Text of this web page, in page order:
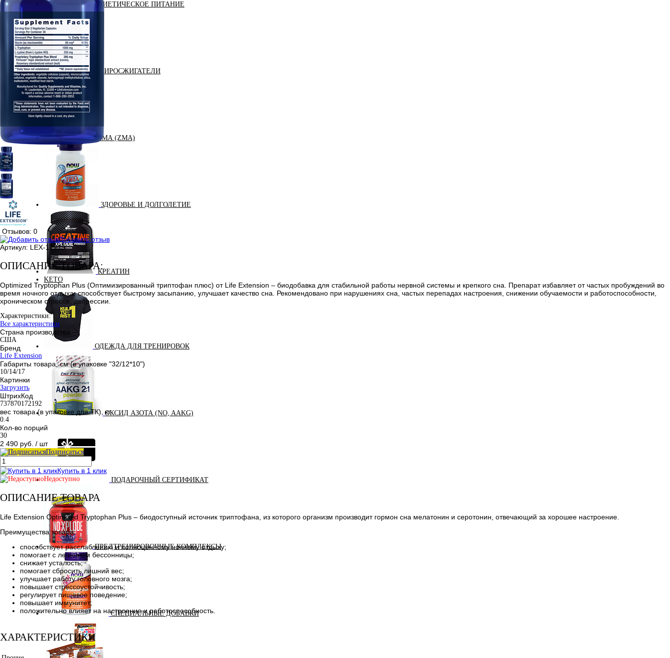
ДИЕТИЧЕСКОЕ ПИТАНИЕ
ЖИРОСЖИГАТЕЛИ
ЗМА (ZMA)
ЗДОРОВЬЕ И ДОЛГОЛЕТИЕ
КРЕАТИН
KETO
ОДЕЖДА ДЛЯ ТРЕНИРОВОК
ОКСИД АЗОТА (NO, AAKG)
ПОДАРОЧНЫЙ СЕРТИФИКАТ
ПРЕДТРЕНИРОВОЧНЫЕ КОМПЛЕКСЫ
СПЕЦИАЛЬНЫЕ ДОБАВКИ
Отзывов: 0
Добавить отзыв
Артикул: LEX-17219
ОПИСАНИЕ ТОВАРА:
Optimized Tryptophan Plus (Оптимизированный триптофан плюс) от Life Extension – биодобавка для стабильной работы нервной системы и крепкого сна. Препарат избавляет от частых пробуждений во
время ночного отдыха, способствует быстрому засыпанию, улучшает качество сна. Рекомендовано при нарушениях сна, частых перепадах настроения, снижении обучаемости и работоспособности,
хроническом стрессе, депрессии.
Характеристики:
Все характеристики
Страна производства
США
Бренд
Life Extension
Габариты товара, см (в упаковке "32/12*10")
10/14/17
Картинки
Загрузить
ШтрихКод
737870172192
вес товара (в упаковке для ТК), кг
0.4
Кол-во порций
30
2 490 руб. / шт
Подписаться
Купить в 1 клик
Недоступно
ОПИСАНИЕ ТОВАРА
Life Extension Optimized Tryptophan Plus – биодоступный источник триптофана, из которого организм производит гормон сна мелатонин и серотонин, отвечающий за хорошее настроение.
Преимущества товара:
способствует расслаблению и полноценному ночному отдыху;
помогает с лечением бессонницы;
снижает усталость;
помогает сбросить лишний вес;
улучшает работу головного мозга;
повышает стрессоустойчивость;
регулирует пищевое поведение;
повышает иммунитет;
положительно влияет на настроение и работоспособность.
ХАРАКТЕРИСТИКИ